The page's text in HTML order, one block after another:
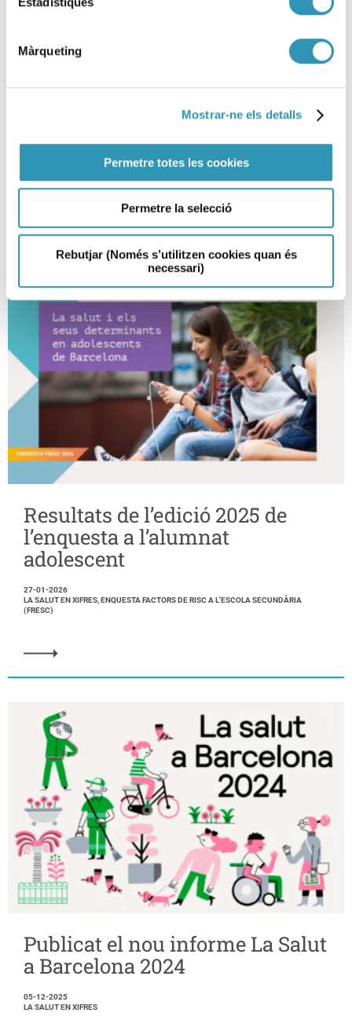
Màrqueting
Mostrar-ne els detalls
Permetre totes les cookies
Permetre la selecció
Rebutjar (Només s’utilitzen cookies quan és
necessari)
La salut i els drets sexuals i
reproductius a Barcelona 2024
LA SALUT EN XIFRES
Resultats de l’edició 2025 de
l’enquesta a l’alumnat
adolescent
27-01-2026
LA SALUT EN XIFRES, ENQUESTA FACTORS DE RISC A L'ESCOLA SECUNDÀRIA
(FRESC)
Publicat el nou informe La Salut
a Barcelona 2024
05-12-2025
LA SALUT EN XIFRES